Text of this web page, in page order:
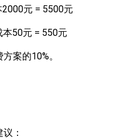
元 = 5500元
50元 = 550元
案的10%。
：